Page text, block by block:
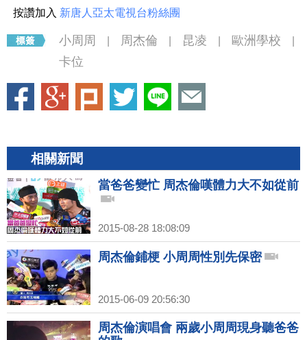
按讚加入 新唐人亞太電視台粉絲團
小周周 周杰倫 昆凌 歐洲學校
卡位
相關新聞
當爸爸變忙 周杰倫嘆體力大不如從前
2015-08-28 18:08:09
周杰倫鋪梗 小周周性別先保密
2015-06-09 20:56:30
周杰倫演唱會 兩歲小周周現身聽爸爸